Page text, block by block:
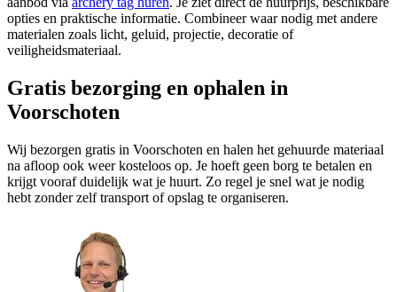
opties en praktische informatie. Combineer waar nodig met andere
materialen zoals licht, geluid, projectie, decoratie of
veiligheidsmateriaal.
Gratis bezorging en ophalen in
Voorschoten
Wij bezorgen gratis in Voorschoten en halen het gehuurde materiaal
na afloop ook weer kosteloos op. Je hoeft geen borg te betalen en
krijgt vooraf duidelijk wat je huurt. Zo regel je snel wat je nodig
hebt zonder zelf transport of opslag te organiseren.